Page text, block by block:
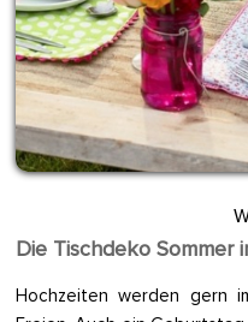
Die Tischdeko Sommer
Hochzeiten werden gern